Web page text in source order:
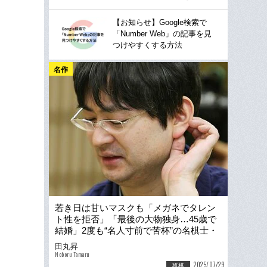
【お知らせ】Google検索で
「Number Web」の記事を見
つけやすくする方法
名作
若き日は甘いマスクも「メガネでタレン
ト性を拒否」「最後の大物独身…45歳で
結婚」2度も“名人寸前で苦杯”の名棋士・
郷田真隆の素顔とは
田丸昇
Noboru Tamaru
将棋 2025/07/29